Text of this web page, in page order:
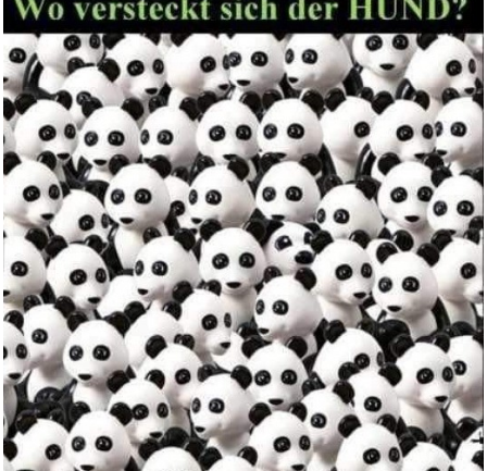
Akai Professional MPC Sample
t...
Anzeige
Edubini Magische Vorschule
&Uu...